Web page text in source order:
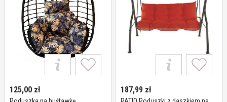
125,00 zł 187,99 zł